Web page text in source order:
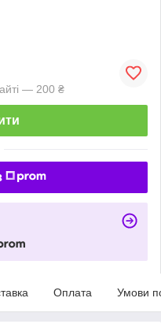
— 200 ₴
Оплата Умови